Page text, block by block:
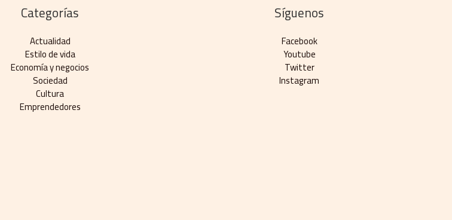
Categorías
Actualidad
Estilo de vida
Economía y negocios​
Sociedad
Cultura
Emprendedores
Síguenos
Facebook
Youtube
Twitter
Instagram